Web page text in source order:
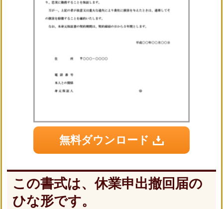
無料ダウンロード
この書式は、休業申出撤回届の
ひな形です。